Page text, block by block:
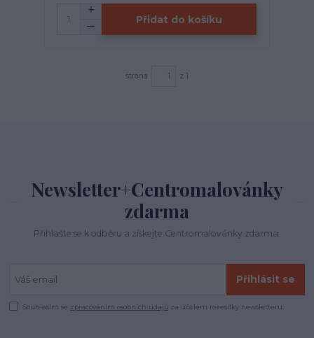
Přidat do košíku
strana z 1
Newsletter+Centromalovánky
zdarma
Přihlašte se k odběru a získejte Centromalovánky zdarma.
Přihlásit se
Souhlasím se zpracováním osobních údajů za účelem rozesílky newsletteru.